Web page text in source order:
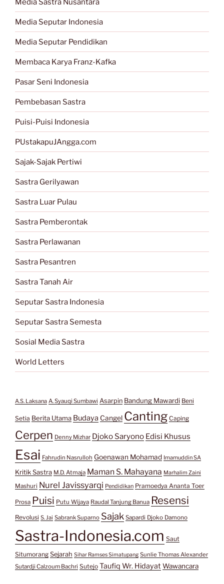
Media Sastra Nusantara
Media Seputar Indonesia
Media Seputar Pendidikan
Membaca Karya Franz-Kafka
Pasar Seni Indonesia
Pembebasan Sastra
Puisi-Puisi Indonesia
PUstakapuJAngga.com
Sajak-Sajak Pertiwi
Sastra Gerilyawan
Sastra Luar Pulau
Sastra Pemberontak
Sastra Perlawanan
Sastra Pesantren
Sastra Tanah Air
Seputar Sastra Indonesia
Seputar Sastra Semesta
Sosial Media Sastra
World Letters
A.S. Laksana A. Syauqi Sumbawi Asarpin Bandung Mawardi Beni
Setia Berita Utama Budaya Cangel Canting Caping
Cerpen Denny Mizhar Djoko Saryono Edisi Khusus
Esai Fahrudin Nasrulloh Goenawan Mohamad Imamuddin SA
Kritik Sastra M.D. Atmaja Maman S. Mahayana Marhalim Zaini
Mashuri Nurel Javissyarqi Pendidikan Pramoedya Ananta Toer
Prosa Puisi Putu Wijaya Raudal Tanjung Banua Resensi
Revolusi S. Jai Sabrank Suparno Sajak Sapardi Djoko Damono
Sastra-Indonesia.com Saut
Situmorang Sejarah Sihar Ramses Simatupang Sunlie Thomas Alexander
Sutardji Calzoum Bachri Sutejo Taufiq Wr. Hidayat Wawancara